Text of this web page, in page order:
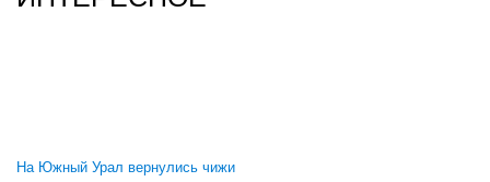
На Южный Урал вернулись чижи